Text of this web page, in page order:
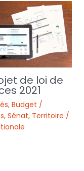
de loi de
2021
, Budget /
, Sénat, Territoire /